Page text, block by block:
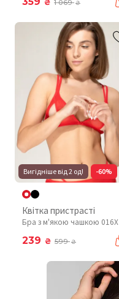
₴ 1 069₴
Вигідніше від 2 од! -60%
Квітка пристрасті
Бра з м'якою чашкою 016X
239 ₴ 599₴